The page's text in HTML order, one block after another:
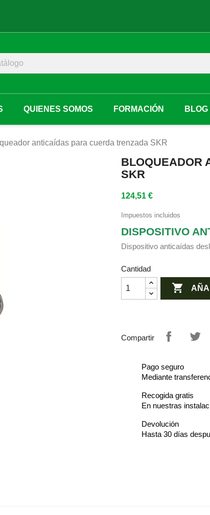
QUIENES SOMOS FORMACIÓN BLOG
anticaídas para cuerda trenzada SKR
BLOQUEADOR
SKR
124,51 €
Impuestos incluidos
DISPOSITIVO
Dispositivo anticaídas
Cantidad

Compartir
Pago seguro
Mediante
Recogida gratis
En nuestras
Devolución
Hasta 30 días